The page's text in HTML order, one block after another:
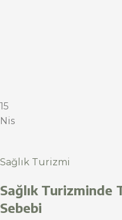
15
Nis
Sağlık Turizmi
Sağlık Turizminde
Sebebi